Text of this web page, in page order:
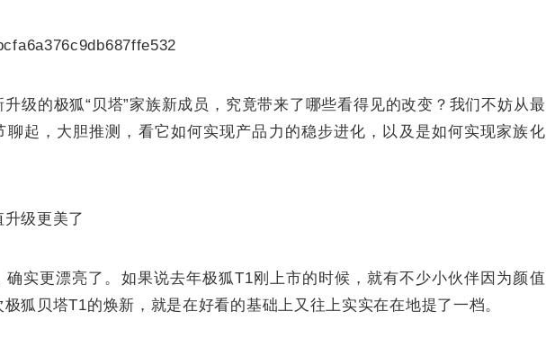
级的极狐“贝塔”家族新成员，究竟带来了哪些看得见的改变？我们不妨从最
聊起，大胆推测，看它如何实现产品力的稳步进化，以及是如何实现家族化
级更美了
确实更漂亮了。如果说去年极狐T1刚上市的时候，就有不少小伙伴因为颜值
狐贝塔T1的焕新，就是在好看的基础上又往上实实在在地提了一档。